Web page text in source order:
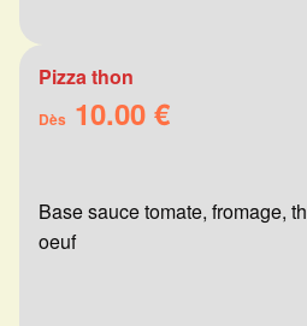
Pizza thon
Dès 10.00 €
Base sauce tomate, fromage,
oeuf